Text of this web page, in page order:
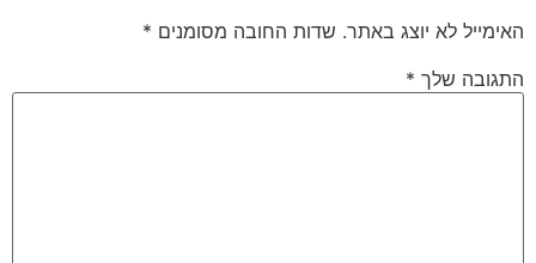
האימייל לא יוצג באתר. שדות החובה מסומנים *
התגובה שלך *